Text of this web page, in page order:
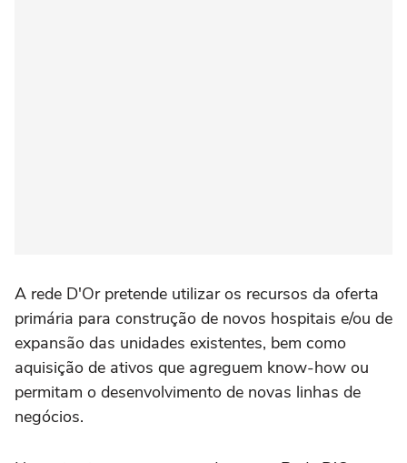
A rede D'Or pretende utilizar os recursos da oferta
primária para construção de novos hospitais e/ou de
expansão das unidades existentes, bem como
aquisição de ativos que agreguem know-how ou
permitam o desenvolvimento de novas linhas de
negócios.